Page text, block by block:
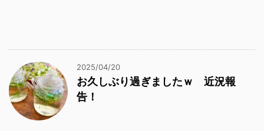
2025/04/20
お久しぶり過ぎましたｗ 近況報
告！